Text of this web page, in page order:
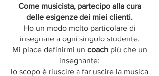
Come musicista, partecipo alla cura
delle esigenze dei miei clienti.
Ho un modo molto particolare di
insegnare a ogni singolo studente.
Mi piace definirmi un coachpiù che un
insegnante:
lo scopo è riuscire a far uscire la musica